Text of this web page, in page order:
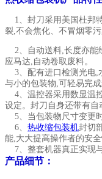
1、封刀采用美国杜邦
裂,不会焦化、不冒烟零污
2、自动送料,长度亦能
应马达,自动卷取废料。
3、配有进口检测光电,
与小的包装物,可轻易完
4、温控器采用数显温
设定。封刀自身还带有自
5、当包装物尺寸变更
6、 热收缩包装机封切
能,大大提高操作者的安全
7、整套机器真正实现
产品细节：